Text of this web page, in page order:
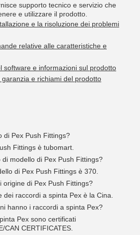
supporto tecnico e servizio che
e utilizzare il prodotto.
e la risoluzione dei problemi
relative alle caratteristiche e
software e informazioni sul prodotto
e richiami del prodotto
di Pex Push Fittings?
Fittings è tubomart.
modello di Pex Push Fittings?
di Pex Push Fittings è 370.
origine di Pex Push Fittings?
dei raccordi a spinta Pex è la Cina.
hanno i raccordi a spinta Pex?
Pex sono certificati
CAN CERTIFICATES.